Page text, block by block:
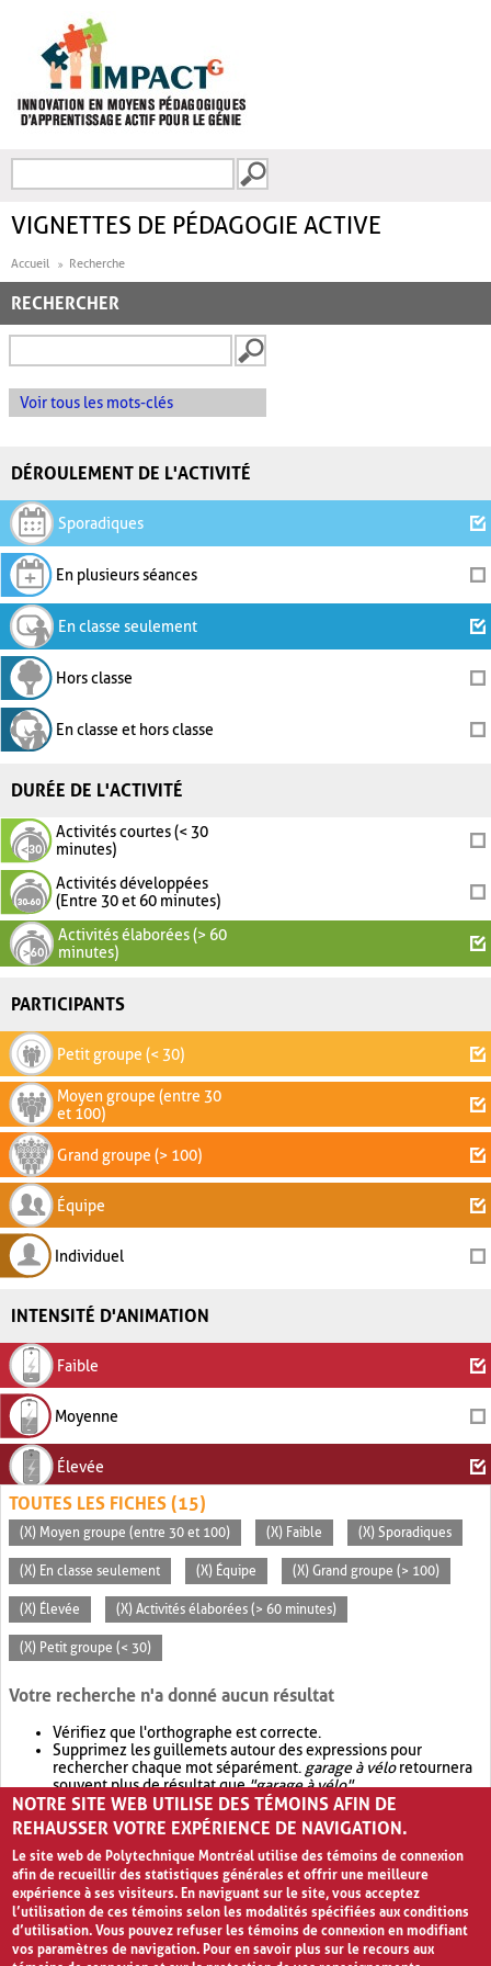
FORMULAIRE DE
VIGNETTES DE PÉDAGOGIE ACTIVE
Accueil Recherche
RECHERCHER
Voir tous les mots-clés
DÉROULEMENT DE L'ACTIVITÉ
Sporadiques
En plusieurs séances
En classe seulement
Hors classe
En classe et hors classe
DURÉE DE L'ACTIVITÉ
Activités courtes (< 30
minutes)
Activités développées
(Entre 30 et 60 minutes)
Activités élaborées (> 60
minutes)
PARTICIPANTS
Petit groupe (< 30)
Moyen groupe (entre 30
et 100)
Grand groupe (> 100)
Équipe
Individuel
INTENSITÉ D'ANIMATION
Faible
Moyenne
Élevée
TOUTES LES FICHES (15)
(X) Moyen groupe (entre 30 et 100) (X) Faible (X) Sporadiques
(X) En classe seulement (X) Équipe (X) Grand groupe (> 100)
(X) Élevée (X) Activités élaborées (> 60 minutes)
(X) Petit groupe (< 30)
Votre recherche n'a donné aucun résultat
Vérifiez que l'orthographe est correcte.
Supprimez les guillemets autour des expressions pour
rechercher chaque mot séparément. garage à véloretournera
souvent plus de résultat que"garage à vélo".
Envisagez d'élargir votre recherche avec OR.garage OR vélo
retournera souvent plus de résultat quegarage à vélo
NOTRE SITE WEB UTILISE DES TÉMOINS AFIN DE
REHAUSSER VOTRE EXPÉRIENCE DE NAVIGATION.
Le site web de Polytechnique Montréal utilise des témoins de connexion
afin de recueillir des statistiques générales et offrir une meilleure
expérience à ses visiteurs. En naviguant sur le site, vous acceptez
l’utilisation de ces témoins selon les modalités spécifiées aux conditions
d’utilisation. Vous pouvez refuser les témoins de connexion en modifiant
vos paramètres de navigation. Pour en savoir plus sur le recours aux